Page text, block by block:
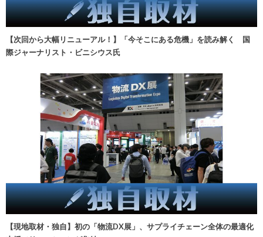
【次回から大幅リニューアル！】「今そこにある危機」を読み解く 国
際ジャーナリスト・ビニシウス氏
【現地取材・独自】初の「物流DX展」、サプライチェーン全体の最適化